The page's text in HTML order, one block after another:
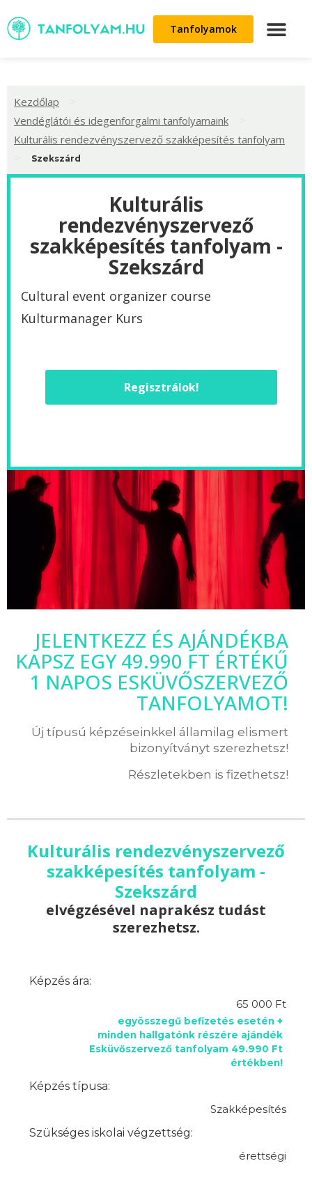
Tanfolyamok
Kezdőlap
Vendéglátói és idegenforgalmi tanfolyamaink
Kulturális rendezvényszervező szakképesítés tanfolyam
Szekszárd
Kulturális
rendezvényszervező
szakképesítés tanfolyam -
Szekszárd
Cultural event organizer course
Kulturmanager Kurs
Regisztrálok!
JELENTKEZZ ÉS AJÁNDÉKBA
KAPSZ EGY 49.990 FT ÉRTÉKŰ
1 NAPOS ESKÜVŐSZERVEZŐ
TANFOLYAMOT!
Új típusú képzéseinkkel államilag elismert
bizonyítványt szerezhetsz!
Részletekben is fizethetsz!
Kulturális rendezvényszervező
szakképesítés tanfolyam -
Szekszárd
elvégzésével naprakész tudást
szerezhetsz.
Képzés ára:
65 000 Ft
egyösszegű befizetés esetén +
minden hallgatónk részére ajándék
Esküvőszervező tanfolyam 49.990 Ft
értékben!
Képzés típusa:
Szakképesítés
Szükséges iskolai végzettség:
érettségi